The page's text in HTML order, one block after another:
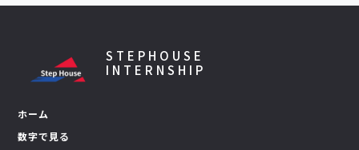
STEPHOUSE
INTERNSHIP
ホーム
数字で見る